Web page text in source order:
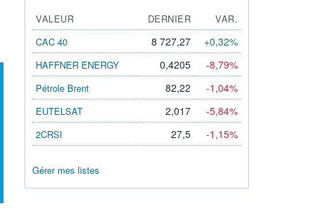
VALEUR DERNIER
VAR.
CAC 40
8 727,27 +0,32%
HAFFNER ENERGY 0,4205 -8,79%
Pétrole Brent 82,22 -1,04%
EUTELSAT 2,017 -5,84%
2CRSI 27,5 -1,15%
Gérer mes listes